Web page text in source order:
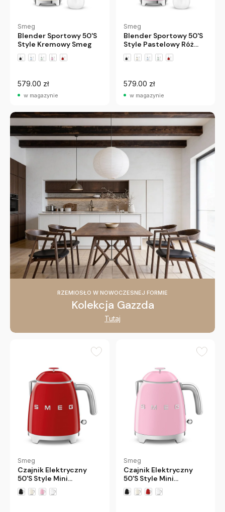
Smeg
Blender Sportowy 50'S
Style Kremowy Smeg
579.00 zł
w magazynie
Smeg
Blender Sportowy 50'S
Style Pastelowy Róż
Smeg
579.00 zł
w magazynie
RZEMIOSŁO W NOWOCZESNEJ FORMIE
Kolekcja Gazzda
Tutaj
Smeg
Czajnik Elektryczny
50'S Style Mini
Czerwony Smeg
Smeg
Czajnik Elektryczny
50'S Style Mini
Pastelowy Róż Smeg